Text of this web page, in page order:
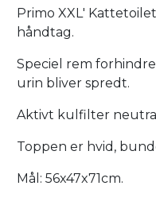
Primo XXL'
håndtag.
Speciel rem
urin bliver spredt.
Aktivt kulfilter
Toppen er hvid,
Mål: 56x47x71cm.